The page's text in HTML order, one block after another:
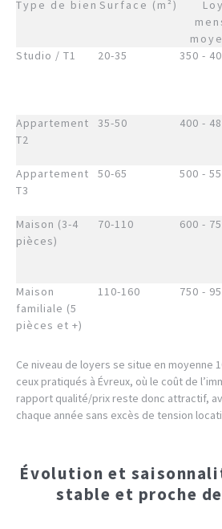
Type de bien Surface (m²)
Studio / T1 20-35 350 -
Appartement
T2
35-50 400 -
Appartement
T3
50-65 500 -
Maison (3-4
pièces)
70-110 600 -
Maison
familiale (5
pièces et +)
110-160 750 -
Ce niveau de loyers se situe en moyenne
ceux pratiqués à Évreux, où le coût de
rapport qualité/prix reste donc attractif,
chaque année sans excès de tension
Évolution et
stable et proche